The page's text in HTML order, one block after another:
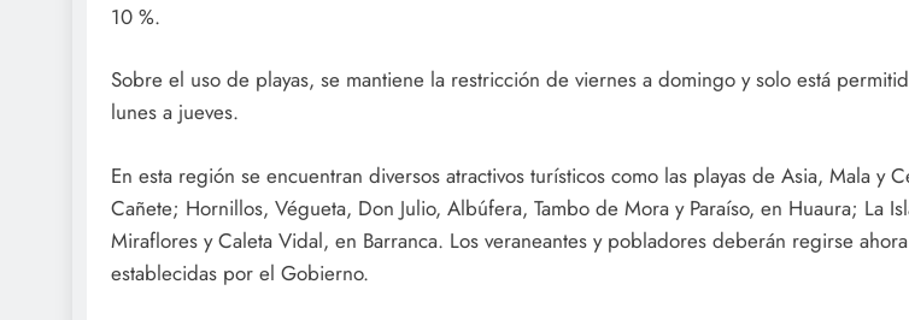
10 %.
Sobre el uso de playas, se mantiene la restricción de viernes a domingo y solo está
lunes a jueves.
En esta región se encuentran diversos atractivos turísticos como las playas de Asia, Mala y
Cañete; Hornillos, Végueta, Don Julio, Albúfera, Tambo de Mora y Paraíso, en Huaura; La
Miraflores y Caleta Vidal, en Barranca. Los veraneantes y pobladores deberán regirse
establecidas por el Gobierno.